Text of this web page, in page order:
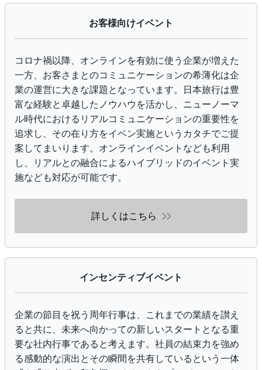
お客様向けイベント
コロナ禍以降、オンラインを有効に使う企業が増えた
一方、お客さまとのコミュニケーションの希薄化は企
業の運営に大きな課題となっています。日本旅行は豊
富な経験と卓越したノウハウを活かし、ニューノーマ
ル時代におけるリアルコミュニケーションの重要性を
追求し、その在り方をイベン実施というカタチでご提
案してまいります。オンラインイベントなども利用
し、リアルとの融合によるハイブリッドのイベント実
施なども対応が可能です。
詳しくはこちら
インセンティブイベント
企業の節目を祝う周年行事は、これまでの業績を讃え
ると共に、未来へ向かっての新しいスタートとなる重
要な社内行事であると考えます。社員の結束力を強め
る感動的な演出とその瞬間を共有しているという一体